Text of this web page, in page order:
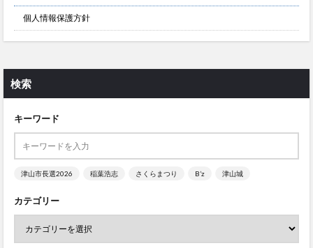
個人情報保護方針
検索
キーワード
津山市長選2026 稲葉浩志 さくらまつり B’z 津山城
カテゴリー